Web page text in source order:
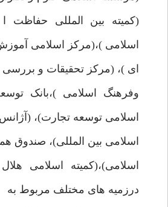
(کمیته بین المللی حفاظت
اسلامی )،(مرکز اسلامی
ای )، (مرکز تحقیقات و بررسی
وفرهنگ اسلامی )،بانک
اسلامی توسعه تجارت)،
اسلامی بین المللی)، صندوق
اسلامی)،(کمیته اسلامی
درزمیه های مختلف مربوط به